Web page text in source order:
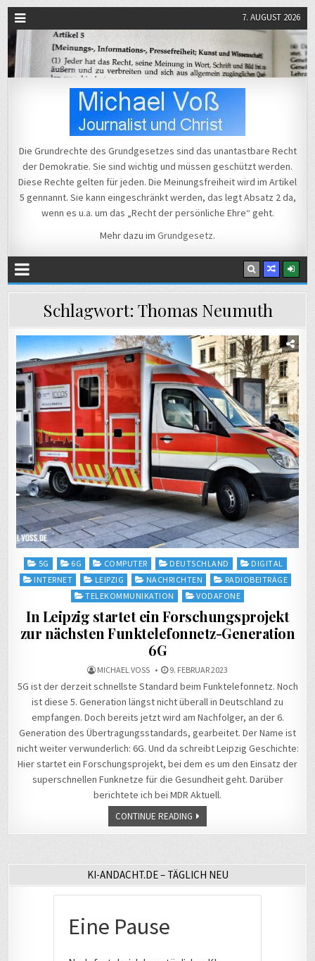
7. AUGUST 2026
Michael Voß
Die Grundrechte des Grundgesetzes sind das unantastbare Recht
der Demokratie. Sie sind wichtig und müssen geschützt werden.
Diese Rechte gelten für jeden. Die Meinungsfreiheit wird im Artikel
5 gennannt. Sie kann eingeschränkt werden, das legt Absatz 2 da,
wenn es u.a. um das „Recht der persönliche Ehre“ geht.
Mehr dazu im Grundgesetz.
Schlagwort: Thomas Neumuth
Posted
in
5G 6G COMPUTER DEUTSCHLAND
DIGITAL
INTERNET
LEIPZIG NACHRICHTEN
RADIOBEITRÄGE
TELEKOMMUNIKATION
VODAFONE
In Leipzig startet ein Forschungsprojekt
zur nächsten Funktelefonnetz-Generation
6G
MICHAEL VOSS 9. FEBRUAR 2023
5G ist der derzeit schnellste Standard beim Funktelefonnetz. Noch
ist diese 5. Generation längst nicht überall in Deutschland zu
empfangen. Doch bereits jetzt wird am Nachfolger, an der 6.
Generation des Übertragungsstandards, gearbeitet. Der Name ist
nicht weiter verwunderlich: 6G. Und da schreibt Leipzig Geschichte:
Hier startet ein Forschungsprojekt, bei dem es um den Einsatz der
superschnellen Funknetze für die Gesundheit geht. Darüber
berichtete ich bei MDR Aktuell.
CONTINUE READING
KI-ANDACHT.DE – TÄGLICH NEU